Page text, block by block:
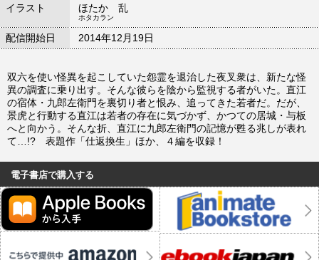
イラスト ほたか 乱
ホタカラン
配信開始日 2014年12月19日
双六を使い怪異を起こしていた怨霊を退治した夜叉衆は、新たな怪
異の調査に乗り出す。そんな彼らを陰から監視する者がいた。直江
の宿体・九郎左衛門を裏切り者と恨み、追ってきた若者だ。だが、
景虎と行動する直江は若者の存在に気づかず、かつての居城・与板
へと向かう。そんな折、直江に九郎左衛門の記憶が甦る兆しが表れ
て…!? 表題作「仕返換生」ほか、４編を収録！
電子書店で購入する